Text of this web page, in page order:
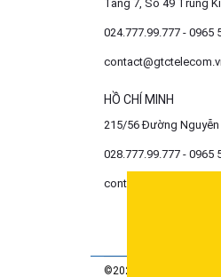
Tầng 7, Số 49 Trung
024.777.99.777 - 0965
HỒ CHÍ MINH
215/56 Đường Nguyễn
028.777.99.777 - 0965
contact@gtctelecom.vn
©2020 All Rights